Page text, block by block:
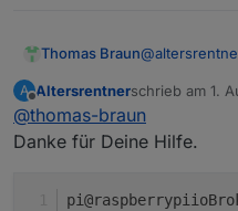
Thomas Braun@
wget -q
echo
echo 'deb
A
Offline
Altersrentnerschrieb am 1.
zuletzt editiert
@thomas-braun
Danke für Deine Hilfe.